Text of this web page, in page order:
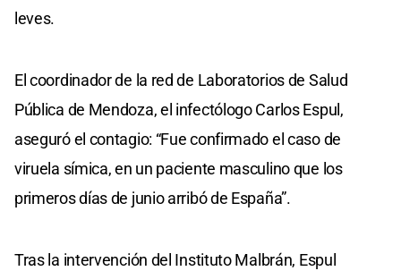
leves.
El coordinador de la red de Laboratorios de Salud
Pública de Mendoza, el infectólogo Carlos Espul,
aseguró el contagio: “Fue confirmado el caso de
viruela símica, en un paciente masculino que los
primeros días de junio arribó de España”.
Tras la intervención del Instituto Malbrán, Espul